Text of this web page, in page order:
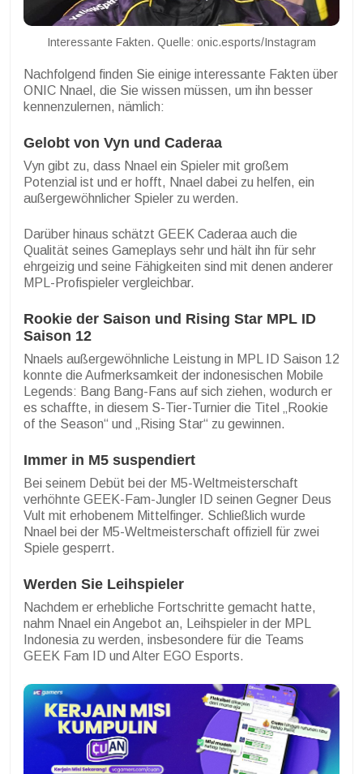
Interessante Fakten. Quelle: onic.esports/Instagram
Nachfolgend finden Sie einige interessante Fakten über
ONIC Nnael, die Sie wissen müssen, um ihn besser
kennenzulernen, nämlich:
Gelobt von Vyn und Caderaa
Vyn gibt zu, dass Nnael ein Spieler mit großem
Potenzial ist und er hofft, Nnael dabei zu helfen, ein
außergewöhnlicher Spieler zu werden.
Darüber hinaus schätzt GEEK Caderaa auch die
Qualität seines Gameplays sehr und hält ihn für sehr
ehrgeizig und seine Fähigkeiten sind mit denen anderer
MPL-Profispieler vergleichbar.
Rookie der Saison und Rising Star MPL ID
Saison 12
Nnaels außergewöhnliche Leistung in MPL ID Saison 12
konnte die Aufmerksamkeit der indonesischen Mobile
Legends: Bang Bang-Fans auf sich ziehen, wodurch er
es schaffte, in diesem S-Tier-Turnier die Titel „Rookie
of the Season“ und „Rising Star“ zu gewinnen.
Immer in M5 suspendiert
Bei seinem Debüt bei der M5-Weltmeisterschaft
verhöhnte GEEK-Fam-Jungler ID seinen Gegner Deus
Vult mit erhobenem Mittelfinger. Schließlich wurde
Nnael bei der M5-Weltmeisterschaft offiziell für zwei
Spiele gesperrt.
Werden Sie Leihspieler
Nachdem er erhebliche Fortschritte gemacht hatte,
nahm Nnael ein Angebot an, Leihspieler in der MPL
Indonesia zu werden, insbesondere für die Teams
GEEK Fam ID und Alter EGO Esports.